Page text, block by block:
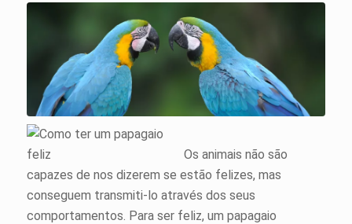
Os animais não são
capazes de nos dizerem se estão felizes, mas
conseguem transmiti-lo através dos seus
comportamentos. Para ser feliz, um papagaio